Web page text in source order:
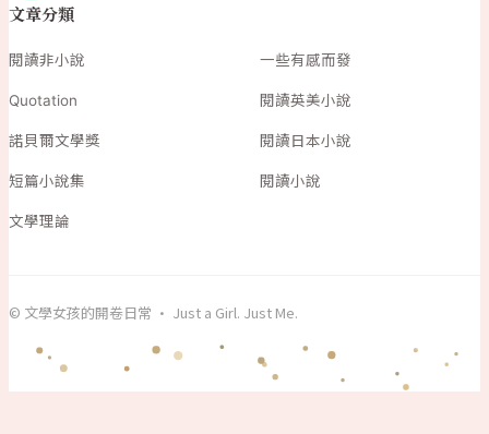
文章分類
閱讀非小說 一些有感而發
Quotation 閱讀英美小說
諾貝爾文學獎 閱讀日本小說
短篇小說集 閱讀小說
文學理論
© 文學女孩的開卷日常 · Just a Girl. Just Me.